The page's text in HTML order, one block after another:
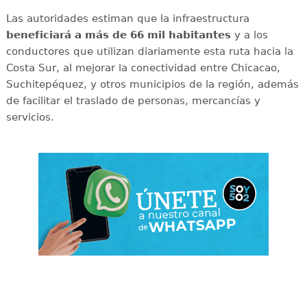
Las autoridades estiman que la infraestructura
beneficiará a más de 66 mil habitantesy a los
conductores que utilizan diariamente esta ruta hacia la
Costa Sur, al mejorar la conectividad entre Chicacao,
Suchitepéquez, y otros municipios de la región, además
de facilitar el traslado de personas, mercancías y
servicios.